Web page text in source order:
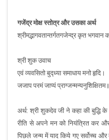
गजेंद्र मोक्ष स्तोत्र और उसका अर्थ
श्रीमद्भागवतान्तर्गतगजेन्द्र कृत भगवान
श्री शुक उवाच
एवं व्यवसितो बुद्ध्या समाधाय मनो हृदि।
जजाप परमं जाप्यं प्राग्जन्मन्यनुशिक्षितम॥
अर्थ: श्री शुकदेव जी ने कहा की बुद्धि
रीति से अपने मन को नियंत्रित कर
पिछले जन्म में याद किये गए सर्वोच्च और